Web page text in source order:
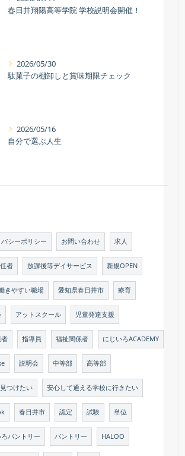
春日井翔陽高等学院 学校説明会開催！
2026/05/30
駄菓子の棚卸しと賞味期限チェック
2026/05/16
自分で選ぶ人生
シーポリシー お問い合わせ 求人
者 放課後等デイサービス 新規OPEN
きやすい職場 愛知県春日井市 療育
アットスクール 児童発達支援
指導員 福祉関係者 にじいろACADEMY
説明会 中等部 高等部
つけたい 安心して通える学校に行きたい
春日井市 認定 試験 単位
パントリー パントリー HALOO